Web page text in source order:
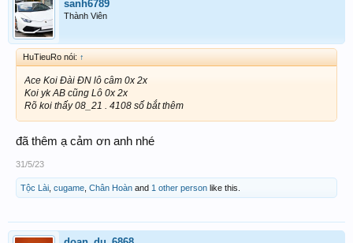
sanh6789
Thành Viên
HuTieuRo nói: ↑
Ace Koi Đài ĐN lô câm 0x 2x
Koi yk AB cũng Lô 0x 2x
Rõ koi thấy 08_21 . 4108 số bắt thêm
đã thêm ạ cảm ơn anh nhé
31/5/23
Tộc Lài cugame Chân Hoàn and 1 other person like this.